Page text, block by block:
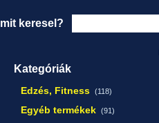
mit keresel?
Kategóriák
Edzés, Fitness (118)
Egyéb termékek (91)